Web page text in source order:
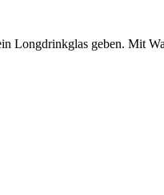
Longdrinkglas geben. Mit